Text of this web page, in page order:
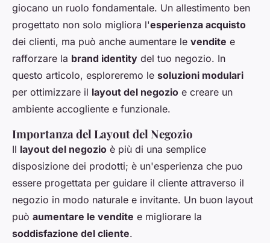
giocano un ruolo fondamentale. Un allestimento ben
progettato non solo migliora l'esperienza acquisto
dei clienti, ma può anche aumentare le vendite e
rafforzare la brand identity del tuo negozio. In
questo articolo, esploreremo le soluzioni modulari
per ottimizzare il layout del negozio e creare un
ambiente accogliente e funzionale.
Importanza del Layout del Negozio
Il layout del negozio è più di una semplice
disposizione dei prodotti; è un'esperienza che puo
essere progettata per guidare il cliente attraverso il
negozio in modo naturale e invitante. Un buon layout
può aumentare le vendite e migliorare la
soddisfazione del cliente.